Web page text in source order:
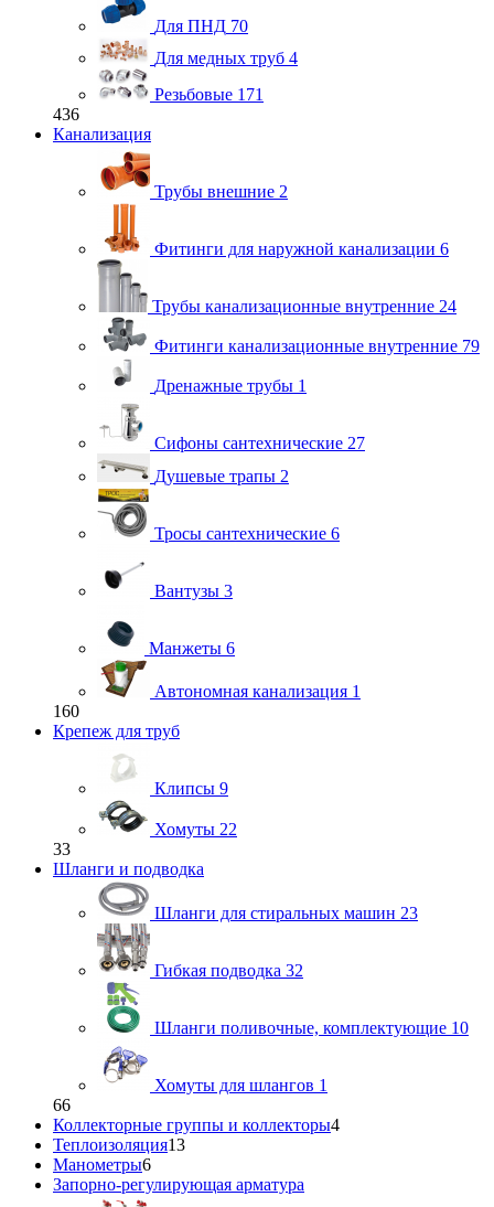
Для ПНД 70
Для медных труб 4
Резьбовые 171
436
Канализация
Трубы внешние 2
Фитинги для наружной канализации 6
Трубы канализационные внутренние 24
Фитинги канализационные внутренние 79
Дренажные трубы 1
Сифоны сантехнические 27
Душевые трапы 2
Тросы сантехнические 6
Вантузы 3
Манжеты 6
Автономная канализация 1
160
Крепеж для труб
Клипсы 9
Хомуты 22
33
Шланги и подводка
Шланги для стиральных машин 23
Гибкая подводка 32
Шланги поливочные, комплектующие 10
Хомуты для шлангов 1
66
Коллекторные группы и коллекторы4
Теплоизоляция13
Манометры6
Запорно-регулирующая арматура